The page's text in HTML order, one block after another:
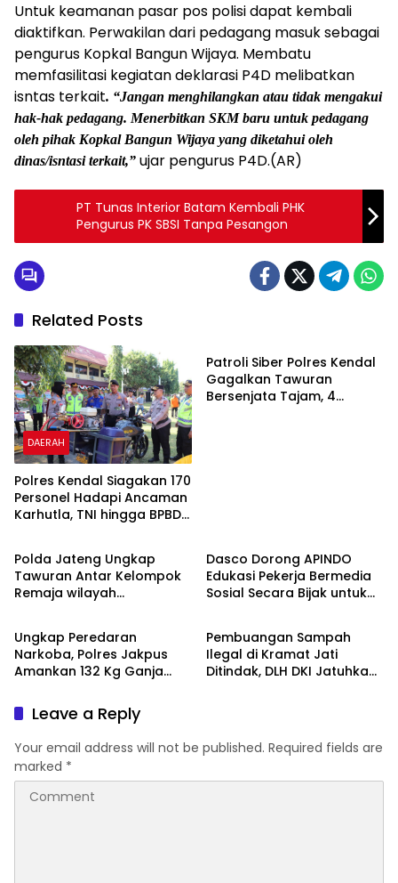
Untuk keamanan pasar pos polisi dapat kembali
diaktifkan. Perwakilan dari pedagang masuk sebagai
pengurus Kopkal Bangun Wijaya. Membatu
memfasilitasi kegiatan deklarasi P4D melibatkan
isntas terkait. “Jangan menghilangkan atau tidak mengakui
hak-hak pedagang. Menerbitkan SKM baru untuk pedagang
oleh pihak Kopkal Bangun Wijaya yang diketahui oleh
dinas/isntasi terkait,” ujar pengurus P4D.(AR)
PT Tunas Interior Batam Kembali PHK
Pengurus PK SBSI Tanpa Pesangon
Related Posts
DAERAH
Polres Kendal Siagakan 170
Personel Hadapi Ancaman
Karhutla, TNI hingga BPBD
Patroli Siber Polres Kendal
Gagalkan Tawuran
Bersenjata Tajam, 4
DAERAH
Polda Jateng Ungkap
Tawuran Antar Kelompok
Remaja wilayah
DPO Diburu
Dasco Dorong APINDO
Edukasi Pekerja Bermedia
Sosial Secara Bijak untuk
DAERAH
Ungkap Peredaran
Narkoba, Polres Jakpus
Amankan 132 Kg Ganja
Jaringan
DAERAH
Pembuangan Sampah
Ilegal di Kramat Jati
Ditindak, DLH DKI Jatuhkan
Leave a Reply
Your email address will not be published. Required fields are
marked *